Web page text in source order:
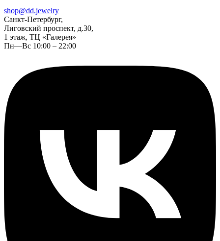
shop@dd.jewelry
Санкт-Петербург,
Лиговский проспект, д.30,
1 этаж, ТЦ «Галерея»
Пн—Вс 10:00 – 22:00